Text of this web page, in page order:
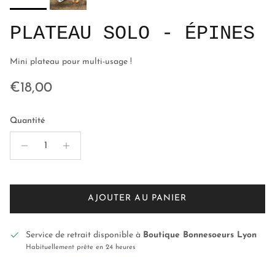
PLATEAU SOLO - ÉPINES
Mini plateau pour multi-usage !
Prix habituel
€18,00
Quantité
AJOUTER AU PANIER
Service de retrait disponible à Boutique Bonnesoeurs Lyon
Habituellement prête en 24 heures